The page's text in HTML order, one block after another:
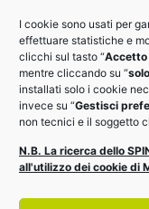
I cookie sono usati per
effettuare statistiche e
clicchi sul tasto “Accetto
mentre cliccando su “
installati solo i cookie
invece su “Gestisci
non tecnici e il soggetto
N.B. La ricerca dello
all'utilizzo dei cookie di
Vuoi
Il webinar fa parte